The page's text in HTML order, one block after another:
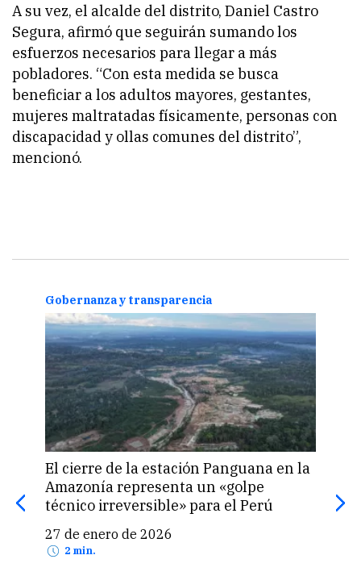
A su vez, el alcalde del distrito, Daniel Castro
Segura, afirmó que seguirán sumando los
esfuerzos necesarios para llegar a más
pobladores. “Con esta medida se busca
beneficiar a los adultos mayores, gestantes,
mujeres maltratadas físicamente, personas con
discapacidad y ollas comunes del distrito”,
mencionó.
Gobernanza y transparencia
El cierre de la estación Panguana en la
Amazonía representa un «golpe
técnico irreversible» para el Perú
27 de enero de 2026
2 min.